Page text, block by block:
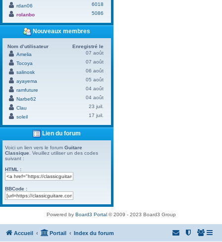
rdan06
6018
rolanbo
5086
Nouveaux membres
Nom d’utilisateur
Enregistré le
Amelia
07 août
Tocoya
07 août
salinosk
06 août
ayayema
05 août
ramfuture
04 août
Narbe62
04 août
Clau
23 juil.
soleil
17 juil.
Lien du forum
Voici un lien vers le forum Guitare
Classique . Veuillez utiliser un des codes
suivant :
HTML :
BBCode :
Powered by Board3 Portal© 2009 - 2023 Board3 Group
Accueil Portail Index du forum